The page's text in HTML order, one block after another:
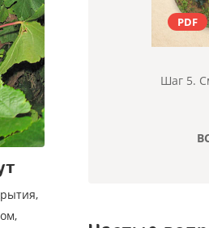
PDF
Шаг 5.